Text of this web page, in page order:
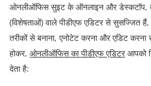
ओनलीऑफिस सुइट के ऑनलाइन और डेस्कटॉप,
(विशेषताओं) वाले पीडीएफ एडिटर से सुसज्जित हैं,
तरीकों से बनाना, एनोटेट करना और एडिट करना
होकर, ओनलीऑफिस का पीडीएफ एडिटर आपको
देता है: